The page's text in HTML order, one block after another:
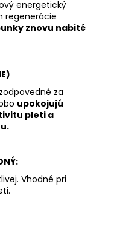
energetický
regenerácie
znovu nabité
zodpovedné za
upokojujú
pleti a
Vhodné pri